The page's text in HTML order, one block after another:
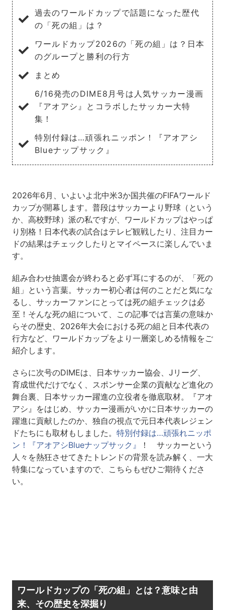
過去のワールドカップで話題になった歴代
の「死の組」は？
ワールドカップ2026の「死の組」は？日本
のグループと勝利の行方
まとめ
6/16発売のDIME8月号は人気サッカー漫画
『アオアシ』とコラボしたサッカー大特
集！
特別付録は…頑張れニッポン！『アオアシ
Blueナップサック』
2026年6月、いよいよ北中米3か国共催のFIFAワールド
カップが開幕します。普段はサッカーより野球（という
か、高校野球）派の私ですが、ワールドカップはやっぱ
り別格！日本代表の試合はテレビ観戦したり、注目カー
ドの結果はチェックしたりとマイペースに楽しんでいま
す。
組み合わせ抽選会が終わると必ず耳にするのが、「死の
組」という言葉。サッカー初心者は何のことだと気にな
るし、サッカーファンにとっては死の組チェックは必
至！そんな死の組について、この記事では言葉の意味か
らその歴史、2026年大会における死の組と日本代表の
行方など、ワールドカップをより一層楽しめる情報をご
紹介します。
さらに次号のDIMEは、日本サッカー協会、Jリーグ、
育成世代だけでなく、スポンサー企業の貢献など進化の
舞台裏、日本サッカー躍進の立役者を徹底取材。『アオ
アシ』をはじめ、サッカー漫画がいかに日本サッカーの
躍進に貢献したのか、独自の視点で元日本代表レジェン
ドたちにも取材もしました。 特別付録は…頑張れニッポ
ン！『アオアシBlueナップサック』
！ サッカーという
人々を熱狂させてきたトレンドの背景を読み解く、一大
特集になっていますので、こちらもぜひご期待くださ
い。
ワールドカップの「死の組」とは？意味と由
来、その歴史を深掘り